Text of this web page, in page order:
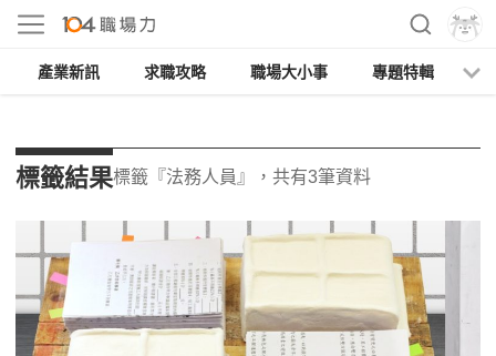
產業新訊 求職攻略 職場大小事 專題特輯
標籤結果標籤『法務人員』，共有3筆資料